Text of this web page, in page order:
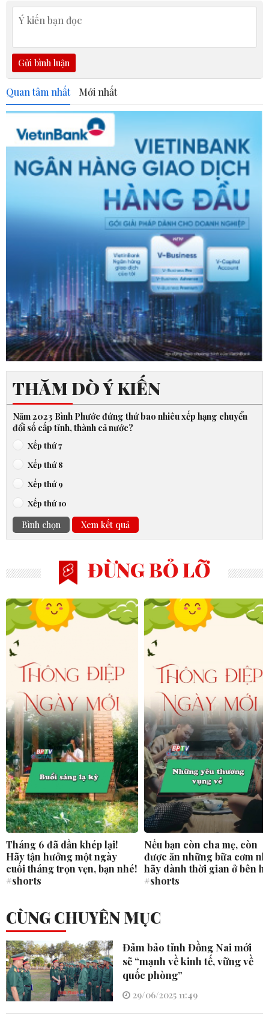
Gửi bình luận
Quan tâm nhất Mới nhất
THĂM DÒ Ý KIẾN
Năm 2023 Bình Phước đứng thứ bao nhiêu xếp hạng chuyển
đổi số cấp tỉnh, thành cả nước?
Xếp thứ 7
Xếp thứ 8
Xếp thứ 9
Xếp thứ 10
Bình chọn Xem kết quả
ĐỪNG BỎ LỠ
Tháng 6 đã dần khép lại!
Hãy tận hưởng một ngày
cuối tháng trọn vẹn, bạn nhé!
#shorts
Nếu bạn còn cha mẹ, còn
được ăn những bữa cơm
hãy dành thời gian ở bên
#shorts
CÙNG CHUYÊN MỤC
Đảm bảo tỉnh Đồng Nai mới
sẽ “mạnh về kinh tế, vững về
quốc phòng”
29/06/2025 11:49